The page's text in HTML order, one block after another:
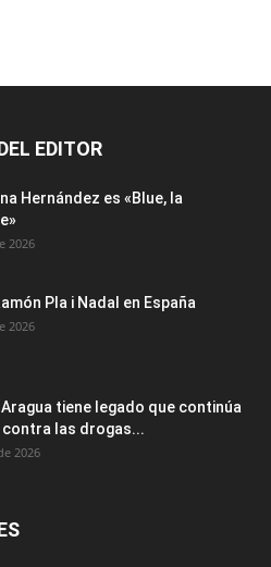
EDITOR
Hernández es «Blue, la
2026
Pla i Nadal en España
2026
tiene legado que continúa
contra las drogas...
2026